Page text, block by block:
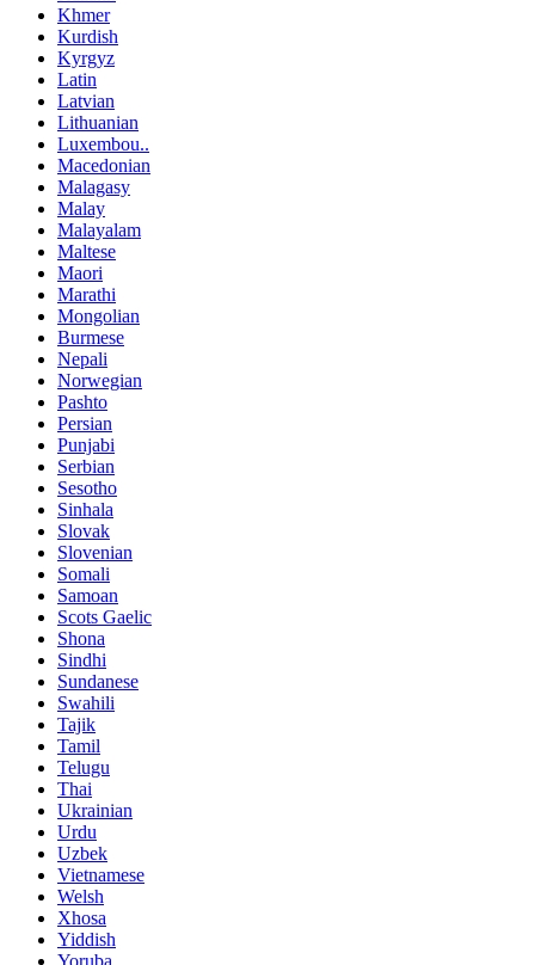
Khmer
Kurdish
Kyrgyz
Latin
Latvian
Lithuanian
Luxembou..
Macedonian
Malagasy
Malay
Malayalam
Maltese
Maori
Marathi
Mongolian
Burmese
Nepali
Norwegian
Pashto
Persian
Punjabi
Serbian
Sesotho
Sinhala
Slovak
Slovenian
Somali
Samoan
Scots Gaelic
Shona
Sindhi
Sundanese
Swahili
Tajik
Tamil
Telugu
Thai
Ukrainian
Urdu
Uzbek
Vietnamese
Welsh
Xhosa
Yiddish
Yoruba